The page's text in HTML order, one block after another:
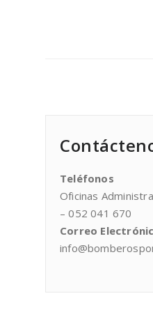
Teléfonos
Oficinas
– 052 041 670
Correo